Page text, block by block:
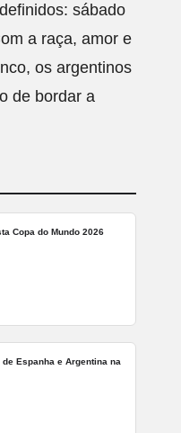
sábado
a raça, amor e
os argentinos
de bordar a
Copa do Mundo 2026
Espanha e Argentina na